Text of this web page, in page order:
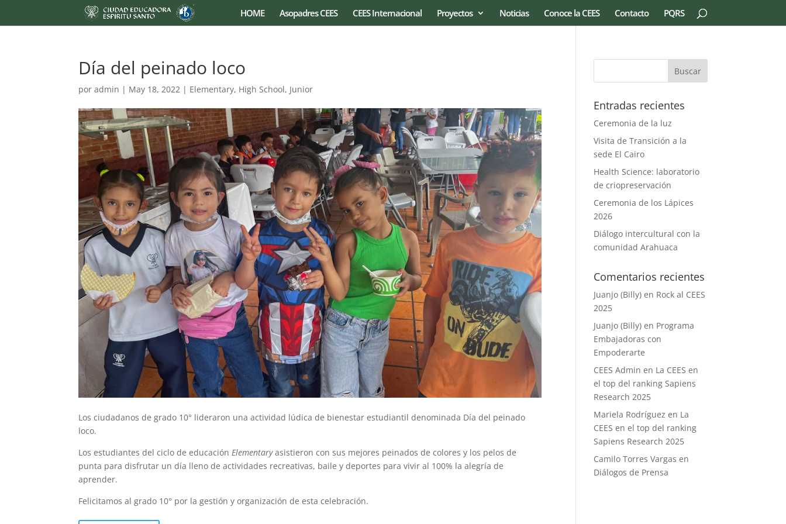
HOME Asopadres CEES CEES Internacional Proyectos Noticias Conoce la CEES Contacto PQRS
Día del peinado loco
poradmin | May 18, 2022 | Elementary, High School, Junior
Los ciudadanos de grado 10° lideraron una actividad lúdica de bienestar estudiantil denominada Día del peinado
loco.
Los estudiantes del ciclo de educación Elementaryasistieron con sus mejores peinados de colores y los pelos de
punta para disfrutar un día lleno de actividades recreativas, baile y deportes para vivir al 100% la alegría de
aprender.
Felicitamos al grado 10° por la gestión y organización de esta celebración.
Entradas recientes
Ceremonia de la luz
Visita de Transición a la
sede El Cairo
Health Science: laboratorio
de criopreservación
Ceremonia de los Lápices
2026
Diálogo intercultural con la
comunidad Arahuaca
Comentarios recientes
Juanjo (Billy) en Rock al CEES
2025
Juanjo (Billy) en Programa
Embajadoras con
Empoderarte
CEES Admin en La CEES en
el top del ranking Sapiens
Research 2025
Mariela Rodríguez en La
CEES en el top del ranking
Sapiens Research 2025
Camilo Torres Vargas en
Diálogos de Prensa